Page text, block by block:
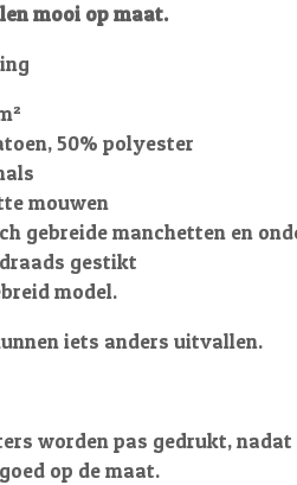
mooi op maat.
50% polyester
mouwen
gebreide manchetten en
gestikt
model.
iets anders uitvallen.
worden pas gedrukt,
op de maat.